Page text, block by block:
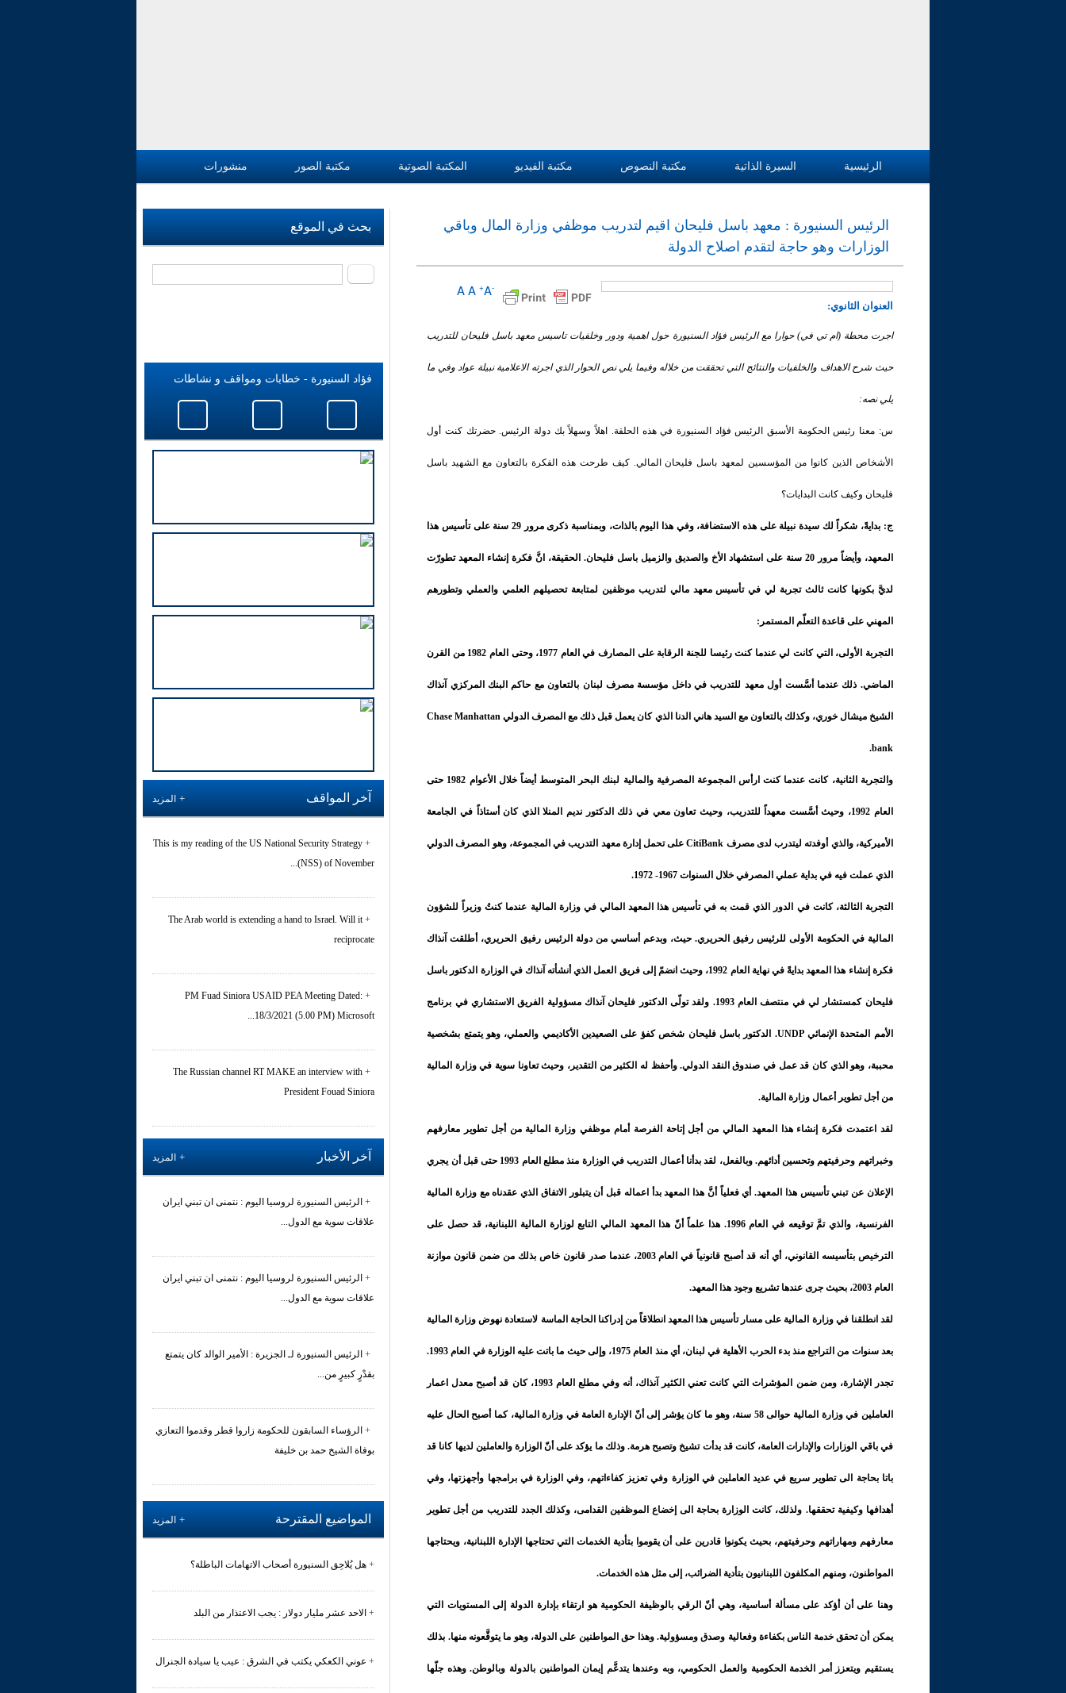
الرئيسية السيرة الذاتية مكتبة النصوص مكتبة الفيديو المكتبة الصوتية مكتبة الصور منشورات
الرئيس السنيورة : معهد باسل فليحان اقيم لتدريب موظفي وزارة المال وباقي
الوزارات وهو حاجة لتقدم اصلاح الدولة
-
A A +A
العنوان الثانوي:
اجرت محطة (ام تي في) حوارا مع الرئيس فؤاد السنيورة حول اهمية ودور وخلفيات تاسيس معهد باسل فليحان للتدريب
حيث شرح الاهداف والخلفيات والنتائج التي تحققت من خلاله وفيما يلي نص الحوار الذي اجرته الاعلامية نبيلة عواد وفي ما
يلي نصه:
س: معنا رئيس الحكومة الأسبق الرئيس فؤاد السنيورة في هذه الحلقة. اهلاً وسهلاً بك دولة الرئيس. حضرتك كنت أول
الأشخاص الذين كانوا من المؤسسين لمعهد باسل فليحان المالي. كيف طرحت هذه الفكرة بالتعاون مع الشهيد باسل
فليحان وكيف كانت البدايات؟
ج: بدايةً، شكراً لك سيدة نبيلة على هذه الاستضافة، وفي هذا اليوم بالذات، وبمناسبة ذكرى مرور 29 سنة على تأسيس هذا
المعهد، وأيضاً مرور 20 سنة على استشهاد الأخ والصديق والزميل باسل فليحان. الحقيقة، انَّ فكرة إنشاء المعهد تطورّت
لديَّ بكونها كانت ثالث تجربة لي في تأسيس معهد مالي لتدريب موظفين لمتابعة تحصيلهم العلمي والعملي وتطورهم
المهني على قاعدة التعلّم المستمر:
التجربة الأولى، التي كانت لي عندما كنت رئيسا للجنة الرقابة على المصارف في العام 1977، وحتى العام 1982 من القرن
الماضي. ذلك عندما أسَّست أول معهد للتدريب في داخل مؤسسة مصرف لبنان بالتعاون مع حاكم البنك المركزي آنذاك
الشيخ ميشال خوري، وكذلك بالتعاون مع السيد هاني الدنا الذي كان يعمل قبل ذلك مع المصرف الدولي Chase Manhattan
bank.
والتجربة الثانية، كانت عندما كنت ارأس المجموعة المصرفية والمالية لبنك البحر المتوسط أيضاً خلال الأعوام 1982 حتى
العام 1992، وحيث أسَّست معهداً للتدريب، وحيث تعاون معي في ذلك الدكتور نديم المنلا الذي كان أستاذاً في الجامعة
الأميركية، والذي أوفدته ليتدرب لدى مصرف CitiBank على تحمل إدارة معهد التدريب في المجموعة، وهو المصرف الدولي
الذي عملت فيه في بداية عملي المصرفي خلال السنوات 1967- 1972.
التجربة الثالثة، كانت في الدور الذي قمت به في تأسيس هذا المعهد المالي في وزارة المالية عندما كنتُ وزيراً للشؤون
المالية في الحكومة الأولى للرئيس رفيق الحريري. حيث، وبدعم أساسي من دولة الرئيس رفيق الحريري، أطلقت آنذاك
فكرة إنشاء هذا المعهد بدايةً في نهاية العام 1992، وحيث انضمّ إلى فريق العمل الذي أنشأته آنذاك في الوزارة الدكتور باسل
فليحان كمستشار لي في منتصف العام 1993. ولقد تولّى الدكتور فليحان آنذاك مسؤولية الفريق الاستشاري في برنامج
الأمم المتحدة الإنمائي UNDP. الدكتور باسل فليحان شخص كفؤ على الصعيدين الأكاديمي والعملي، وهو يتمتع بشخصية
محببة، وهو الذي كان قد عمل في صندوق النقد الدولي. وأحفظ له الكثير من التقدير، وحيث تعاونا سوية في وزارة المالية
من أجل تطوير أعمال وزارة المالية.
لقد اعتمدت فكرة إنشاء هذا المعهد المالي من أجل إتاحة الفرصة أمام موظفي وزارة المالية من أجل تطوير معارفهم
وخبراتهم وحرفيتهم وتحسين أدائهم. وبالفعل، لقد بدأنا أعمال التدريب في الوزارة منذ مطلع العام 1993 حتى قبل أن يجري
الإعلان عن تبني تأسيس هذا المعهد. أي فعلياً أنَّ هذا المعهد بدأ اعماله قبل أن يتبلور الاتفاق الذي عقدناه مع وزارة المالية
الفرنسية، والذي تمَّ توقيعه في العام 1996. هذا علماً أنّ هذا المعهد المالي التابع لوزارة المالية اللبنانية، قد حصل على
الترخيص بتأسيسه القانوني، أي أنه قد أصبح قانونياً في العام 2003، عندما صدر قانون خاص بذلك من ضمن قانون موازنة
العام 2003، بحيث جرى عندها تشريع وجود هذا المعهد.
لقد انطلقنا في وزارة المالية على مسار تأسيس هذا المعهد انطلاقاً من إدراكنا الحاجة الماسة لاستعادة نهوض وزارة المالية
بعد سنوات من التراجع منذ بدء الحرب الأهلية في لبنان، أي منذ العام 1975، وإلى حيث ما باتت عليه الوزارة في العام 1993.
تجدر الإشارة، ومن ضمن المؤشرات التي كانت تعني الكثير آنذاك، أنه وفي مطلع العام 1993، كان قد أصبح معدل اعمار
العاملين في وزارة المالية حوالى 58 سنة، وهو ما كان يؤشر إلى أنّ الإدارة العامة في وزارة المالية، كما أصبح الحال عليه
في باقي الوزارات والإدارات العامة، كانت قد بدأت تشيخ وتصبح هرمة. وذلك ما يؤكد على أنّ الوزارة والعاملين لديها كانا قد
باتا بحاجة الى تطوير سريع في عديد العاملين في الوزارة وفي تعزيز كفاءاتهم، وفي الوزارة في برامجها وأجهزتها، وفي
أهدافها وكيفية تحققها. ولذلك، كانت الوزارة بحاجة الى إخضاع الموظفين القدامى، وكذلك الجدد للتدريب من أجل تطوير
معارفهم ومهاراتهم وحرفيتهم، بحيث يكونوا قادرين على أن يقوموا بتأدية الخدمات التي تحتاجها الإدارة اللبنانية، ويحتاجها
المواطنون، ومنهم المكلفون اللبنانيون بتأدية الضرائب، إلى مثل هذه الخدمات.
وهنا على أن أؤكد على مسألة أساسية، وهي أنّ الرقي بالوظيفة الحكومية هو ارتقاء بإدارة الدولة إلى المستويات التي
يمكن أن تحقق خدمة الناس بكفاءة وفعالية وصدق ومسؤولية. وهذا حق المواطنين على الدولة، وهو ما يتوقَّعونه منها. بذلك
يستقيم ويتعزز أمر الخدمة الحكومية والعمل الحكومي، وبه وعندها يتدعَّم إيمان المواطنين بالدولة وبالوطن. وهذه جلّها
بحث في الموقع
‏بحث ‏
فؤاد السنيورة - خطابات ومواقف و نشاطات
آخر المواقف المزيد
This is my reading of the US National Security Strategy
(NSS) of November...
The Arab world is extending a hand to Israel. Will it
reciprocate
PM Fuad Siniora USAID PEA Meeting Dated:
18/3/2021 (5.00 PM) Microsoft...
The Russian channel RT MAKE an interview with
President Fouad Siniora
آخر الأخبار المزيد
الرئيس السنيورة لروسيا اليوم : نتمنى ان تبني ايران
علاقات سوية مع الدول...
الرئيس السنيورة لروسيا اليوم : نتمنى ان تبني ايران
علاقات سوية مع الدول...
الرئيس السنيورة لـ الجزيرة : الأمير الوالد كان يتمتع
بقدْرٍ كبيرٍ من...
الرؤساء السابقون للحكومة زاروا قطر وقدموا التعازي
بوفاة الشيخ حمد بن خليفة
المواضيع المقترحة المزيد
هل يُلاحِق السنيورة أصحاب الاتهامات الباطلة؟
الاحد عشر مليار دولار : يجب الاعتذار من البلد
عوني الكعكي يكتب في الشرق : عيب يا سيادة الجنرال